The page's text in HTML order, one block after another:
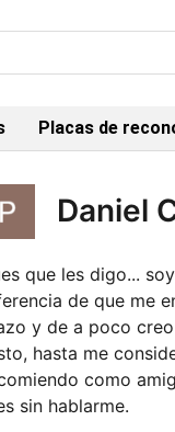
Placas de
Daniel
que les digo...
de que me
y de a poco
hasta me
como
sin hablarme.